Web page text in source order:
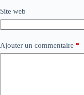
Site web
Ajouter un commentaire *